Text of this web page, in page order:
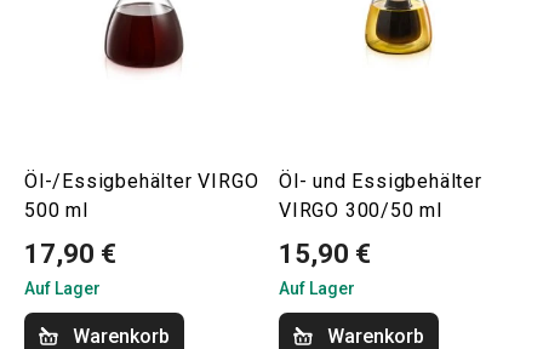
Öl-/Essigbehälter VIRGO
500 ml
17,90 €
Auf Lager
Warenkorb
Öl- und Essigbehälter
VIRGO 300/50 ml
15,90 €
Auf Lager
Warenkorb